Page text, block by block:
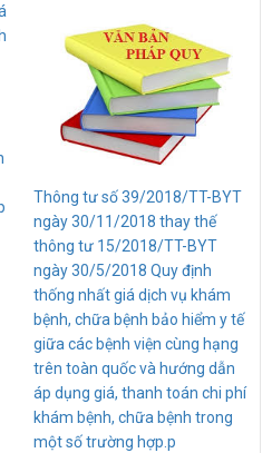
Thông tư số 39/2018/TT-BYT
ngày 30/11/2018 thay thế
thông tư 15/2018/TT-BYT
ngày 30/5/2018 Quy định
thống nhất giá dịch vụ khám
bệnh, chữa bệnh bảo hiểm y tế
giữa các bệnh viện cùng hạng
trên toàn quốc và hướng dẫn
áp dụng giá, thanh toán chi phí
khám bệnh, chữa bệnh trong
một số trường hợp.p